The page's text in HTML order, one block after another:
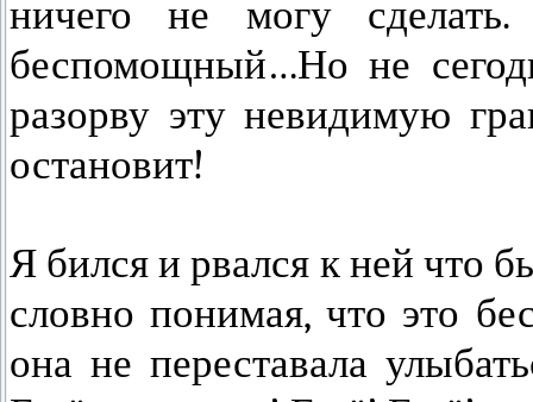
ничего не могу
беспомощный…Но не
разорву эту невидимую
остановит!
Я бился и рвался к ней что
словно понимая, что это
она не переставала